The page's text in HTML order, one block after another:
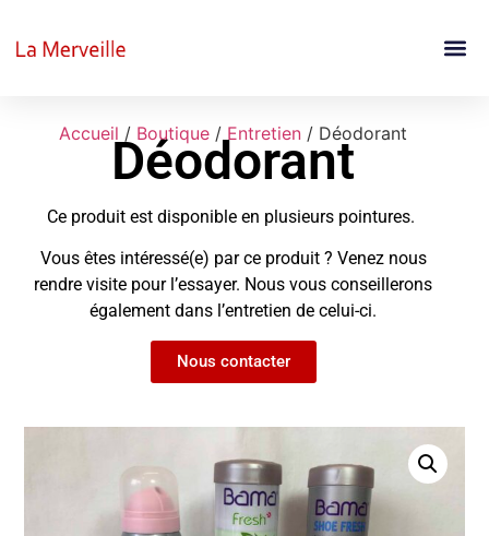
Accueil / Boutique / Entretien / Déodorant
Déodorant
Ce produit est disponible en plusieurs pointures.
Vous êtes intéressé(e) par ce produit ? Venez nous
rendre visite pour l’essayer. Nous vous conseillerons
également dans l’entretien de celui-ci.
Nous contacter